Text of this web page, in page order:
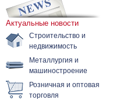
Актуальные новости
Строительство и
недвижимость
Металлургия и
машиностроение
Розничная и оптовая
торговля